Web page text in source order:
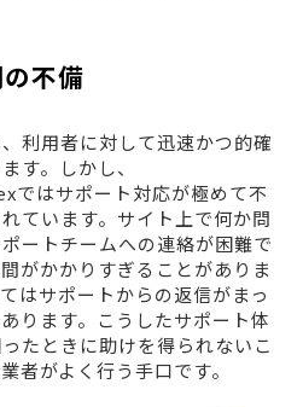
不備
利用者に対して迅速かつ的確
す。しかし、
はサポート対応が極めて不
ています。サイト上で何か問
ートチームへの連絡が困難で
がかかりすぎることがありま
はサポートからの返信がまっ
ります。こうしたサポート体
たときに助けを得られないこ
者がよく行う手口です。